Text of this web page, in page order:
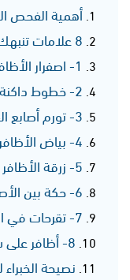
أهمية الفحص
8 علامات تنبهك لمراجعة الطبيب فورًا
1- اصفرار الأظافر
2- خطوط داكنة على الأظافر
3- تورم أصابع القدم
4- بياض الأظافر
5- زرقة الأظافر
6- حكة بين الأصابع
7- تقرحات في القدم أو الأصابع
8- أظافر على شكل الملعقة
نصيحة